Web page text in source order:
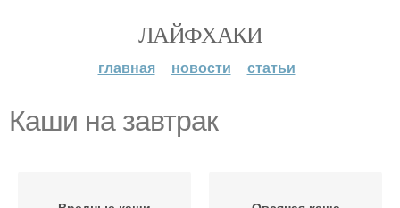
ЛАЙФХАКИ
главная новости статьи
Каши на завтрак